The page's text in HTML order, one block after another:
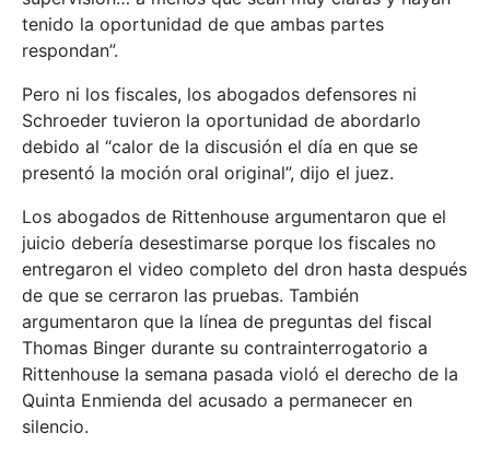
tenido la oportunidad de que ambas partes
respondan”.
Pero ni los fiscales, los abogados defensores ni
Schroeder tuvieron la oportunidad de abordarlo
debido al “calor de la discusión el día en que se
presentó la moción oral original”, dijo el juez.
Los abogados de Rittenhouse argumentaron que el
juicio debería desestimarse porque los fiscales no
entregaron el video completo del dron hasta después
de que se cerraron las pruebas. También
argumentaron que la línea de preguntas del fiscal
Thomas Binger durante su contrainterrogatorio a
Rittenhouse la semana pasada violó el derecho de la
Quinta Enmienda del acusado a permanecer en
silencio.